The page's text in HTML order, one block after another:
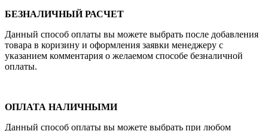
БЕЗНАЛИЧНЫЙ РАСЧЕТ
Данный способ оплаты вы можете выбрать после добавления
товара в коризину и оформления заявки менеджеру c
указанием комментария о желаемом способе безналичной
оплаты.
ОПЛАТА НАЛИЧНЫМИ
Данный способ оплаты вы можете выбрать при любом